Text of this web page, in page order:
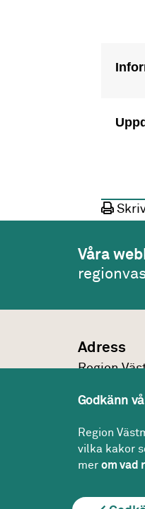
Våra
Adress
Region
721 89
Godkänn
Region
vilka kakor
mer om vad